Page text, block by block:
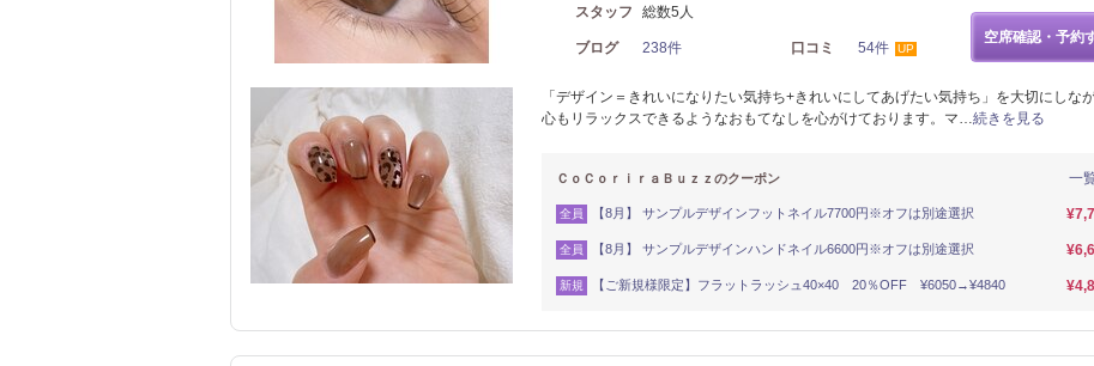
スタッフ
総数5人
ブログ 238件 口コミ 54件 UP
空席確認・予約
「デザイン＝きれいになりたい気持ち+きれいにしてあげたい気持ち」を大切にしなが
心もリラックスできるようなおもてなしを心がけております。マ…続きを見る
一
ＣｏＣｏｒｉｒａＢｕｚｚのクーポン
全員 【8月】 サンプルデザインフットネイル7700円※オフは別途選択
全員 【8月】 サンプルデザインハンドネイル6600円※オフは別途選択
新規 【ご新規様限定】フラットラッシュ40×40 20％OFF ¥6050→¥4840